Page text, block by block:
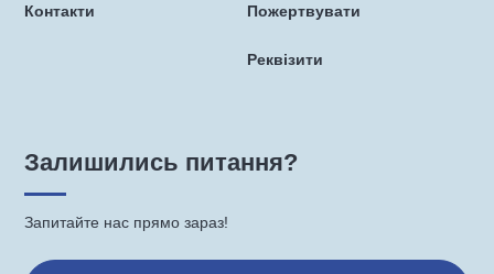
Контакти Пожертвувати
Реквізити
Залишились питання?
Запитайте нас прямо зараз!